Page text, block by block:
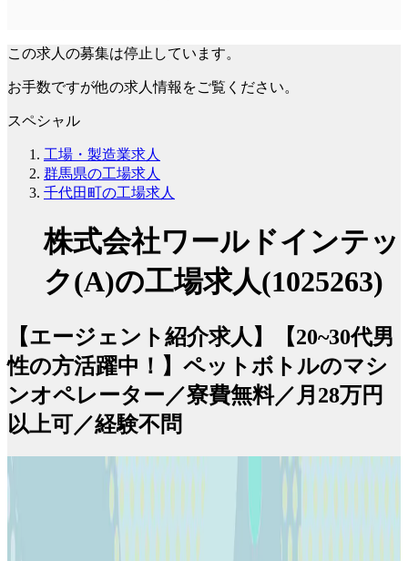
この求人の募集は停止しています。
お手数ですが他の求人情報をご覧ください。
スペシャル
工場・製造業求人
群馬県の工場求人
千代田町の工場求人
株式会社ワールドインテッ
ク(A)の工場求人(1025263)
【エージェント紹介求人】【20~30代男
性の方活躍中！】ペットボトルのマシ
ンオペレーター／寮費無料／月28万円
以上可／経験不問